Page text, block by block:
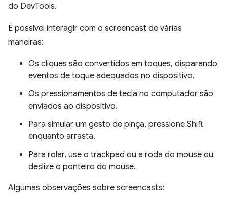
do DevTools.
É possível interagir com o screencast de várias
maneiras:
Os cliques são convertidos em toques, disparando
eventos de toque adequados no dispositivo.
Os pressionamentos de tecla no computador são
enviados ao dispositivo.
Para simular um gesto de pinça, pressione Shift
enquanto arrasta.
Para rolar, use o trackpad ou a roda do mouse ou
deslize o ponteiro do mouse.
Algumas observações sobre screencasts: